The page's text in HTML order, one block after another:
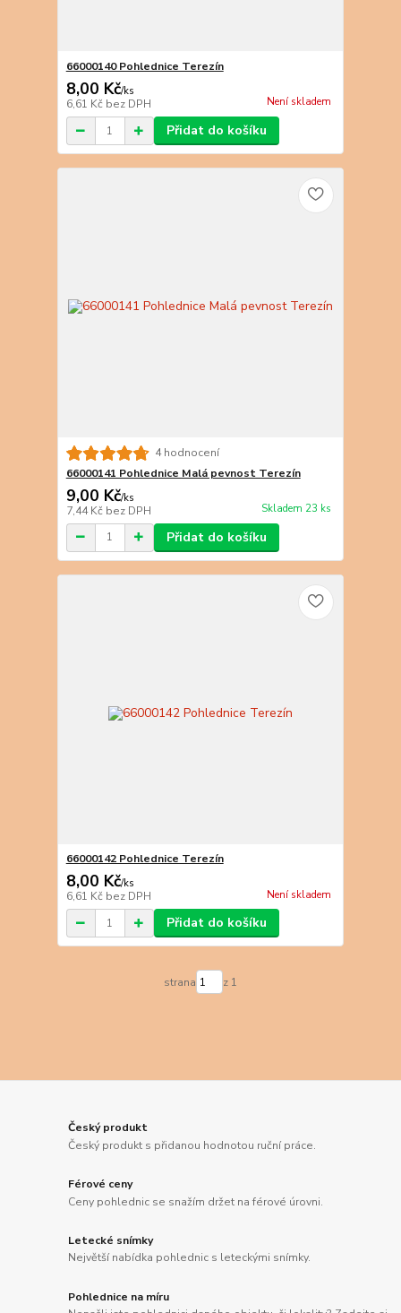
66000140 Pohlednice Terezín
8,00 Kč/ks
6,61 Kč bez DPH Není skladem
Přidat do košíku
4 hodnocení
66000141 Pohlednice Malá pevnost Terezín
9,00 Kč/ks
7,44 Kč bez DPH Skladem 23 ks
Přidat do košíku
66000142 Pohlednice Terezín
8,00 Kč/ks
6,61 Kč bez DPH Není skladem
Přidat do košíku
strana z 1
Český produkt
Český produkt s přidanou hodnotou ruční práce.
Férové ceny
Ceny pohlednic se snažím držet na férové úrovni.
Letecké snímky
Největší nabídka pohlednic s leteckými snímky.
Pohlednice na míru